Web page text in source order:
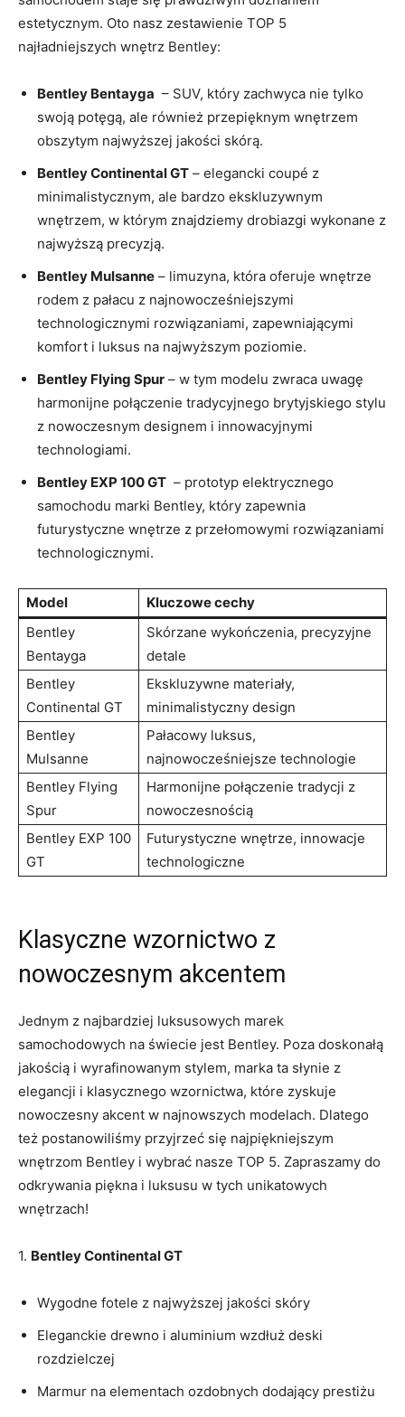
estetycznym. Oto nasz zestawienie ‌TOP 5
najładniejszych wnętrz Bentley:
Bentley Bentayga ‍ – SUV, który zachwyca nie⁣ tylko
swoją​ potęgą, ale również ⁢przepięknym wnętrzem
obszytym najwyższej ⁤jakości‍ skórą.
Bentley Continental⁢ GT ‌– ⁣elegancki coupé⁣ z
minimalistycznym, ale ⁤bardzo ekskluzywnym
⁢wnętrzem, ⁣w ‍którym ⁢znajdziemy ‌drobiazgi ⁢wykonane z
najwyższą precyzją.
Bentley⁢ Mulsanne – limuzyna, która oferuje⁣ wnętrze‌
rodem z pałacu z najnowocześniejszymi‍
technologicznymi rozwiązaniami,⁢ zapewniającymi
komfort i⁤ luksus na najwyższym poziomie.
Bentley ⁤Flying Spur –⁤ w tym ⁢modelu zwraca uwagę‌
harmonijne połączenie tradycyjnego brytyjskiego ⁤stylu
z nowoczesnym ‍designem ‌i innowacyjnymi
⁢technologiami.
Bentley EXP 100⁢ GT ⁣ – prototyp elektrycznego
samochodu marki Bentley,⁢ który zapewnia
futurystyczne wnętrze z przełomowymi rozwiązaniami
technologicznymi.
Model
Kluczowe ⁢cechy
Bentley
‍Bentayga
Skórzane ‌wykończenia, precyzyjne
detale
Bentley
Continental GT
Ekskluzywne materiały,
minimalistyczny ‍design
Bentley
Mulsanne
Pałacowy luksus,
‌najnowocześniejsze technologie
Bentley Flying
Spur
Harmonijne połączenie ​tradycji z⁤
nowoczesnością
Bentley EXP 100⁢
GT
Futurystyczne wnętrze, innowacje
technologiczne
Klasyczne‍ wzornictwo z
nowoczesnym ​akcentem
Jednym z najbardziej luksusowych marek
samochodowych na świecie jest Bentley. Poza doskonałą
jakością ⁣i wyrafinowanym stylem, marka ta słynie z
elegancji ⁢i klasycznego ‍wzornictwa, które zyskuje
⁣nowoczesny ​akcent w najnowszych modelach. Dlatego
też postanowiliśmy przyjrzeć się najpiękniejszym
wnętrzom Bentley i wybrać nasze TOP‌ 5. ​Zapraszamy‌ do
odkrywania piękna i⁣ luksusu w tych⁤ unikatowych
wnętrzach!
1. Bentley Continental GT
Wygodne fotele z najwyższej jakości skóry
Eleganckie drewno i aluminium‌ wzdłuż deski ​
rozdzielczej
Marmur na​ elementach‌ ozdobnych dodający prestiżu